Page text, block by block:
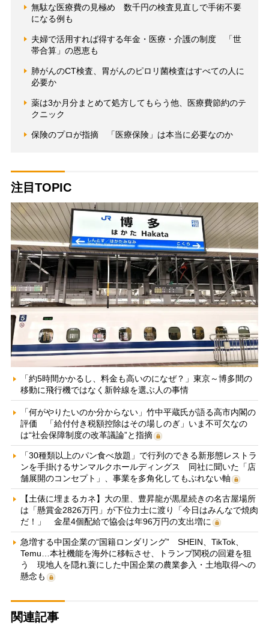
無駄な医療費の見極め 数千円の検査見直しで手術不要
になる例も
夫婦で活用すれば得する年金・医療・介護の制度 「世
帯合算」の恩恵も
肺がんのCT検査、胃がんのピロリ菌検査はすべての人に
必要か
薬は3か月分まとめて処方してもらう他、医療費節約のテ
クニック
保険のプロが指摘 「医療保険」は本当に必要なのか
注目TOPIC
「約5時間かかるし、料金も高いのになぜ？」東京～博多間の
移動に飛行機ではなく新幹線を選ぶ人の事情
「何がやりたいのか分からない」竹中平蔵氏が語る高市内閣の
評価 「給付付き税額控除はその場しのぎ」いま不可欠なの
は“社会保障制度の改革議論”と指摘
「30種類以上のパン食べ放題」で行列のできる新形態レストラ
ンを手掛けるサンマルクホールディングス 同社に聞いた「店
舗展開のコンセプト」、事業を多角化してもぶれない軸
【土俵に埋まるカネ】大の里、豊昇龍が黒星続きの名古屋場所
は「懸賞金2826万円」が下位力士に渡り「今日はみんなで焼肉
だ！」 金星4個配給で協会は年96万円の支出増に
急増する中国企業の“国籍ロンダリング” SHEIN、TikTok、
Temu…本社機能を海外に移転させ、トランプ関税の回避を狙
う 現地人を隠れ蓑にした中国企業の農業参入・土地取得への
懸念も
関連記事